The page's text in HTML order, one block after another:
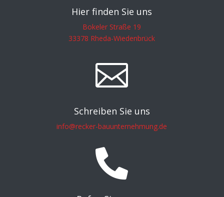
Hier finden Sie uns
Bokeler Straße 19
33378 Rheda-Wiedenbrück

Schreiben Sie uns
info@recker-bauunternehmung.de
